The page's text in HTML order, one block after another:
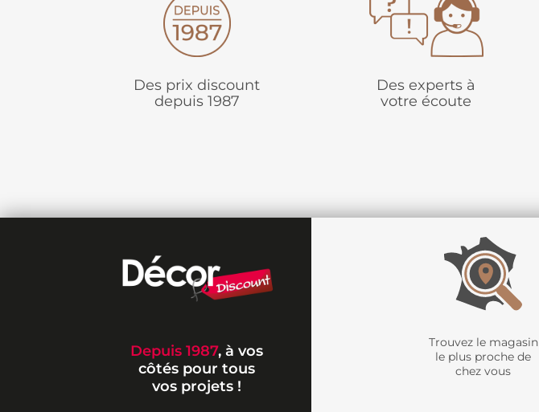
Des prix discount
depuis 1987
Des experts à
votre écoute
Depuis 1987, à vos
côtés pour tous
vos projets !
Trouvez le magasin
le plus proche de
chez vous